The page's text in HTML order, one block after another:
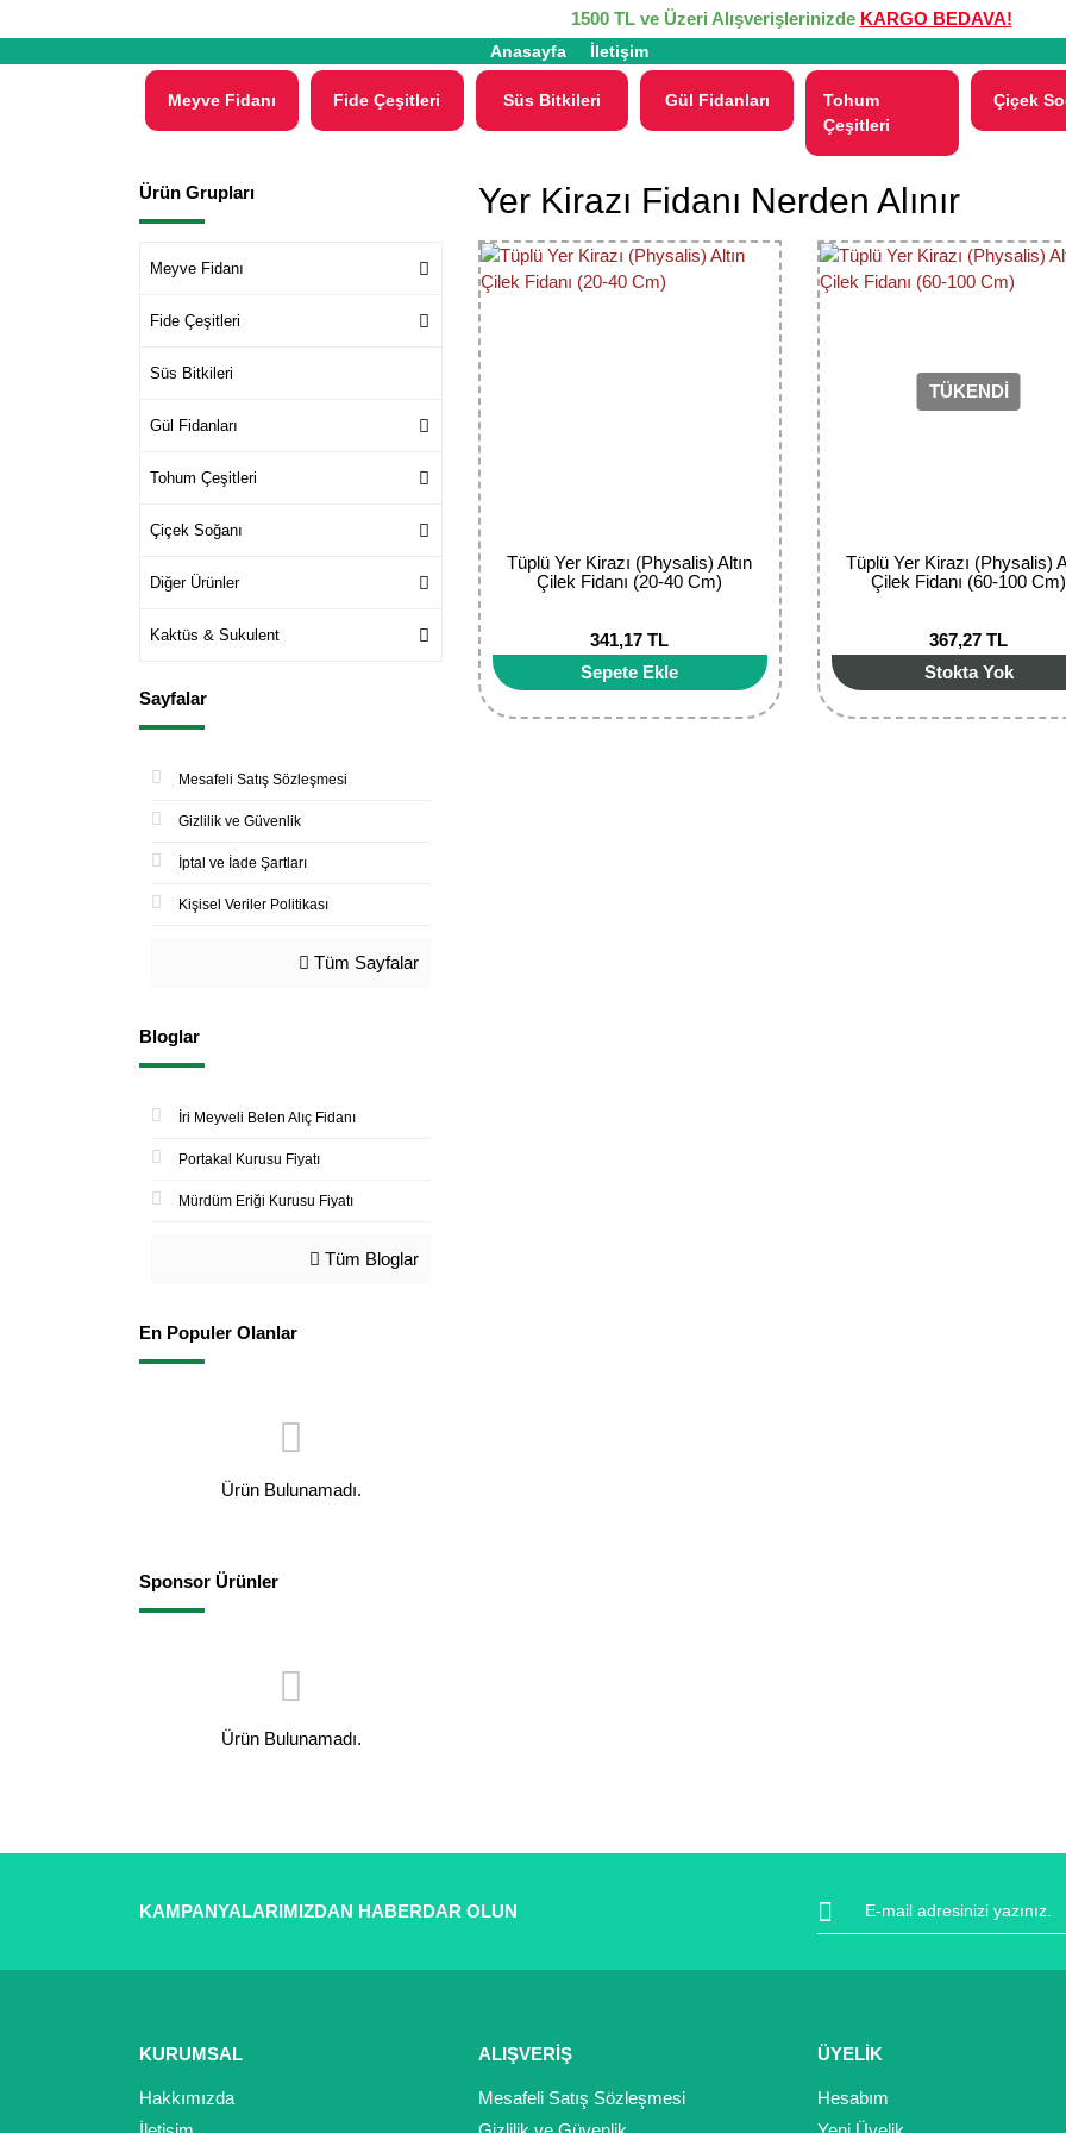
1500 TL ve Üzeri Alışverişlerinizde KARGO BEDAVA!
Anasayfa İletişim
Meyve Fidanı Fide Çeşitleri Süs Bitkileri Gül Fidanları
Tohum
Çeşitleri
Çiçek
Ürün Grupları
Meyve Fidanı
Fide Çeşitleri
Süs Bitkileri
Gül Fidanları
Tohum Çeşitleri
Çiçek Soğanı
Diğer Ürünler
Kaktüs & Sukulent
Sayfalar
Mesafeli Satış Sözleşmesi
Gizlilik ve Güvenlik
İptal ve İade Şartları
Kişisel Veriler Politikası
Tüm Sayfalar
Bloglar
İri Meyveli Belen Alıç Fidanı
Portakal Kurusu Fiyatı
Mürdüm Eriği Kurusu Fiyatı
Tüm Bloglar
En Populer Olanlar
Ürün Bulunamadı.
Sponsor Ürünler
Ürün Bulunamadı.
Yer Kirazı Fidanı Nerden Alınır
Tüplü Yer Kirazı (Physalis) Altın
Çilek Fidanı (20-40 Cm)
341,17 TL
Sepete Ekle
TÜKENDİ
Tüplü Yer Kirazı (Physalis)
Çilek Fidanı (60-100 Cm)
367,27 TL
Stokta Yok
KAMPANYALARIMIZDAN HABERDAR OLUN
KURUMSAL
Hakkımızda
ALIŞVERİŞ
Mesafeli Satış Sözleşmesi
ÜYELİK
Hesabım